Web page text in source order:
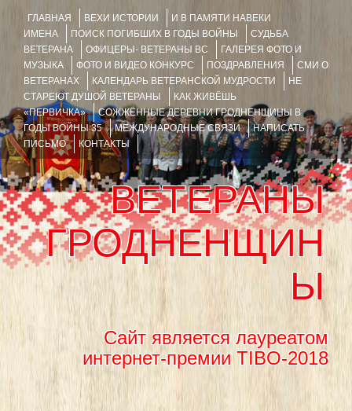
ГЛАВНАЯ ВЕХИ ИСТОРИИ
И В ПАМЯТИ НАВЕКИ
ИМЕНА
ПОИСК ПОГИБШИХ В ГОДЫ ВОЙНЫ
СУДЬБА
ВЕТЕРАНА
ОФИЦЕРЫ- ВЕТЕРАНЫ ВС
ГАЛЕРЕЯ ФОТО И
МУЗЫКА
ФОТО И ВИДЕО КОНКУРС ПОЗДРАВЛЕНИЯ
СМИ О
ВЕТЕРАНАХ
КАЛЕНДАРЬ ВЕТЕРАНСКОЙ МУДРОСТИ
НЕ
СТАРЕЮТ ДУШОЙ ВЕТЕРАНЫ
КАК ЖИВЁШЬ
«ПЕРВИЧКА»
СОЖЖЁННЫЕ ДЕРЕВНИ ГРОДНЕНЩИНЫ В
ГОДЫ ВОЙНЫ 35
МЕЖДУНАРОДНЫЕ СВЯЗИ
НАПИСАТЬ
ПИСЬМО
КОНТАКТЫ
ВЕТЕРАНЫ
ГРОДНЕНЩИН
Ы
Сайт является лауреатом
интернет-премии TIBO-2018